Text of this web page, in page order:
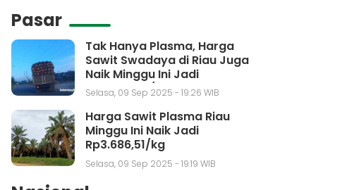
Pasar
Tak Hanya Plasma, Harga
Sawit Swadaya di Riau Juga
Naik Minggu Ini Jadi
Rp3.650,30/kg
Selasa, 09 Sep 2025 - 19:26 WIB
Harga Sawit Plasma Riau
Minggu Ini Naik Jadi
Rp3.686,51/kg
Selasa, 09 Sep 2025 - 19:19 WIB